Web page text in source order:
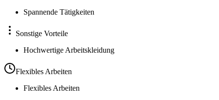
Spannende Tätigkeiten
Sonstige Vorteile
Hochwertige Arbeitskleidung
Flexibles Arbeiten
Flexibles Arbeiten